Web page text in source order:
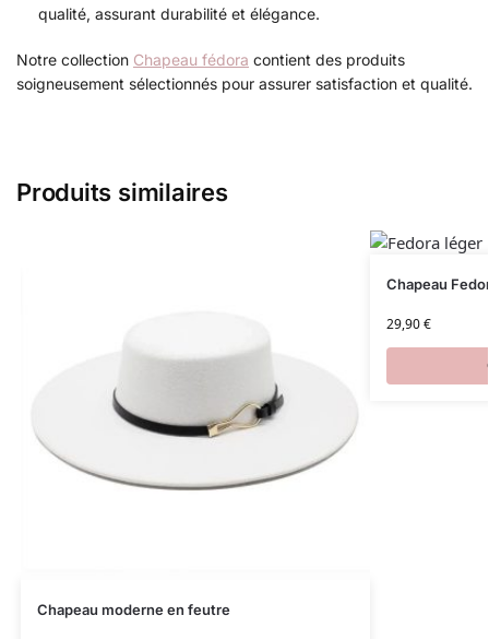
qualité, assurant durabilité et élégance.
Notre collection Chapeau fédora contient des produits
soigneusement sélectionnés pour assurer satisfaction et qualité.
Produits similaires
Chapeau moderne en feutre
Chapeau
29,90€